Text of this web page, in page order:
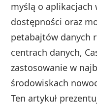
myślą o aplikacjach
dostępności oraz
petabajtów danych
centrach danych,
zastosowanie w
środowiskach
Ten artykuł